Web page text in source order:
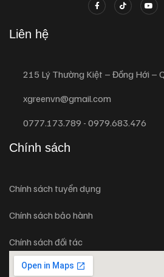
Liên hệ
215 Lý Thường Kiệt – Đồng Hới –
xgreenvn@gmail.com
0777.173.789 - 0979.683.476
Chính sách
Chính sách tuyển dụng
Chính sách bảo hành
Chính sách đối tác